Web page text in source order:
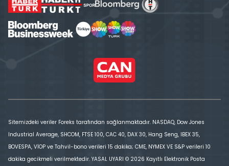
Sitemizdeki veriler Foreks tarafından sağlanmaktadır. NASDAQ, Dow Jones
Industrial Average, SHCOM, FTSE 100, CAC 40, DAX 30, Hang Seng, IBEX 35,
BOVESPA, VİOP ve Tahvil-bono verileri 15 dakika; CME, NYMEX VE S&P verileri 10
dakika gecikmeli verilmektedir. YASAL UYARI © 2026 Kayıtlı Elektronik Posta